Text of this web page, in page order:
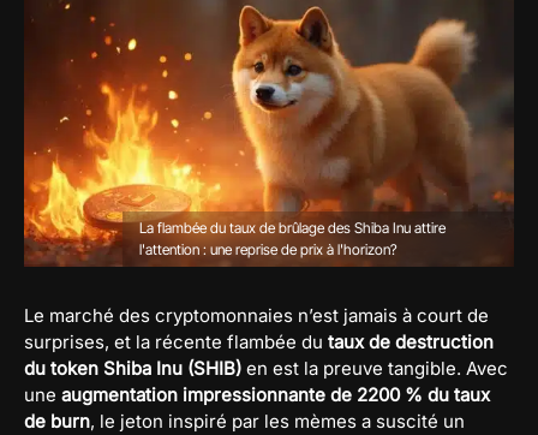
La flambée du taux de brûlage des Shiba Inu attire
l'attention : une reprise de prix à l'horizon?
Le marché des cryptomonnaies n’est jamais à court de
surprises, et la récente flambée du taux de destruction
du token Shiba Inu (SHIB) en est la preuve tangible. Avec
une augmentation impressionnante de 2200 % du taux
de burn, le jeton inspiré par les mèmes a suscité un